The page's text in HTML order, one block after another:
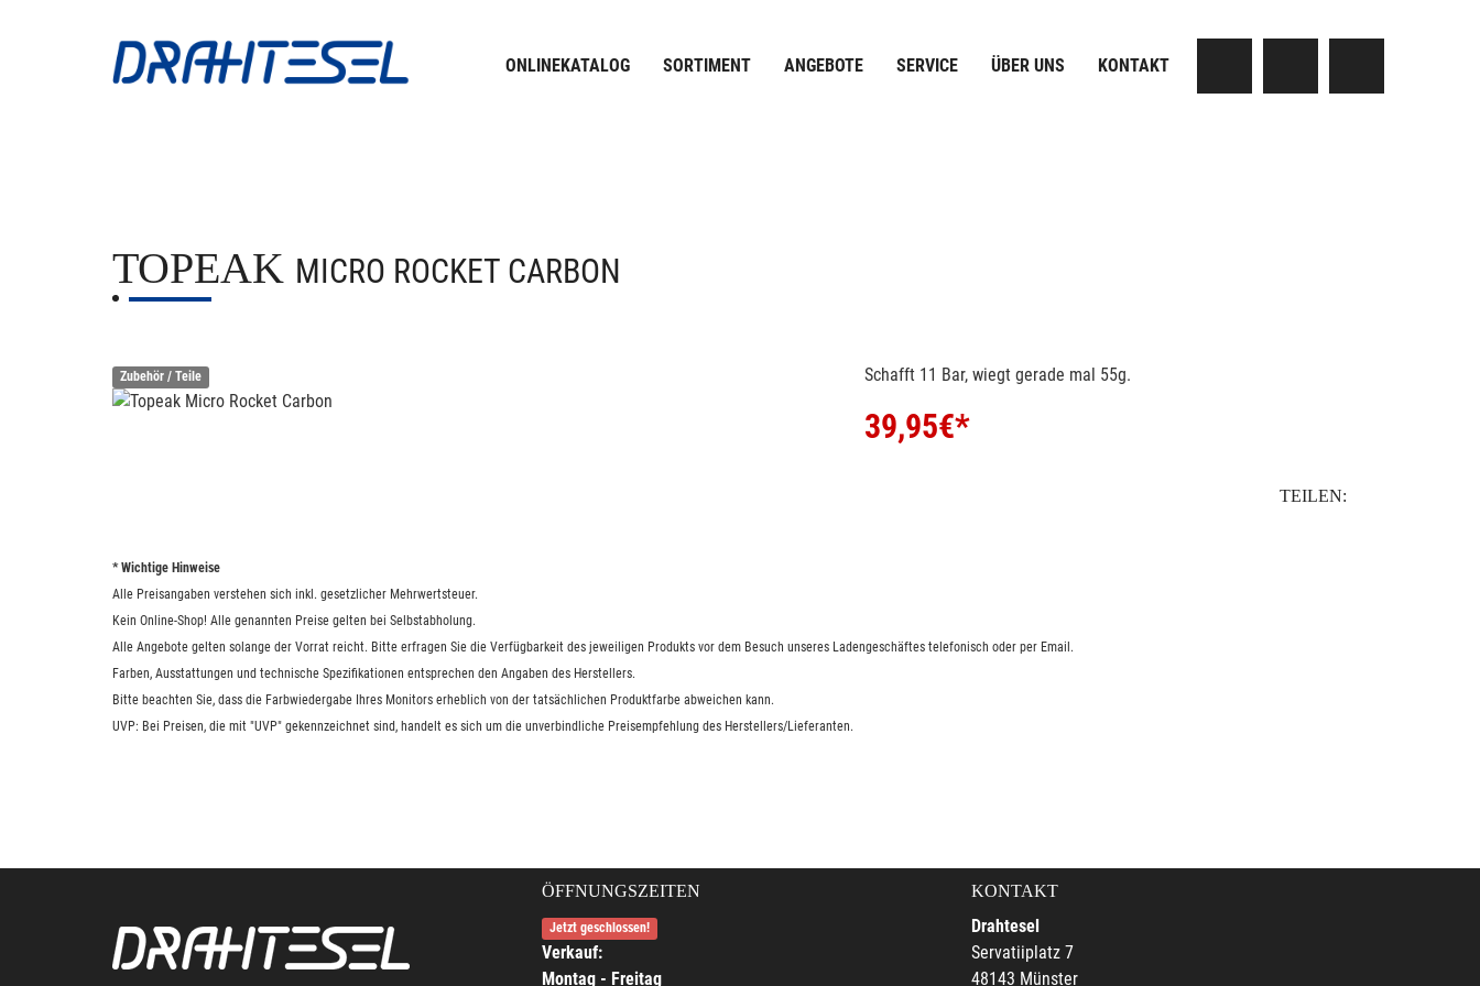
ONLINEKATALOG SORTIMENT ANGEBOTE SERVICE ÜBER UNS KONTAKT
TOPEAK MICRO ROCKET CARBON
Zubehör / Teile Schafft 11 Bar, wiegt gerade mal 55g.
39,95€*
TEILEN:
* Wichtige Hinweise
Alle Preisangaben verstehen sich inkl. gesetzlicher Mehrwertsteuer.
Kein Online-Shop! Alle genannten Preise gelten bei Selbstabholung.
Alle Angebote gelten solange der Vorrat reicht. Bitte erfragen Sie die Verfügbarkeit des jeweiligen Produkts vor dem Besuch unseres Ladengeschäftes telefonisch oder per Email.
Farben, Ausstattungen und technische Spezifikationen entsprechen den Angaben des Herstellers.
Bitte beachten Sie, dass die Farbwiedergabe Ihres Monitors erheblich von der tatsächlichen Produktfarbe abweichen kann.
UVP: Bei Preisen, die mit "UVP" gekennzeichnet sind, handelt es sich um die unverbindliche Preisempfehlung des Herstellers/Lieferanten.
ÖFFNUNGSZEITEN
Jetzt geschlossen!
Verkauf:
Montag - Freitag
KONTAKT
Drahtesel
Servatiiplatz 7
48143 Münster